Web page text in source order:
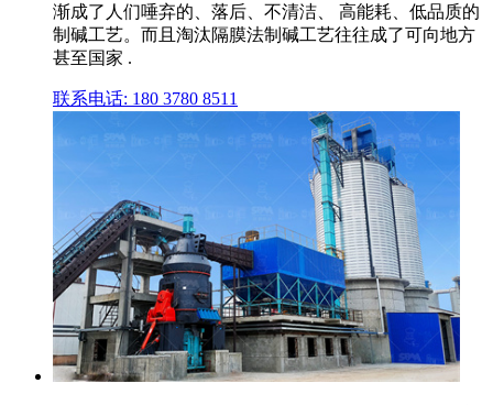
渐成了人们唾弃的、落后、不清洁、 高能耗、低品质的
制碱工艺。而且淘汰隔膜法制碱工艺往往成了可向地方
甚至国家 .
联系电话: 180 3780 8511